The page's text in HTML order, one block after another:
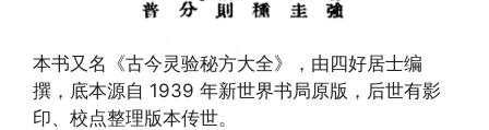
本书又名《古今灵验秘方大全》，由四好居士编
撰，底本源自 1939 年新世界书局原版，后世有影
印、校点整理版本传世。